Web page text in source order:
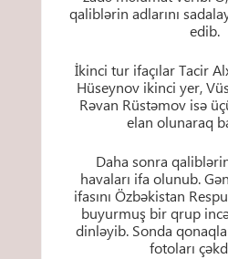
qaliblərin adlarını
edib.
İkinci tur ifaçılar Tacir
Hüseynov ikinci yer,
Rəvan Rüstəmov isə
elan olunaraq
Daha sonra
havaları ifa olunub.
ifasını Özbəkistan
buyurmuş bir qrup
dinləyib. Sonda
fotoları